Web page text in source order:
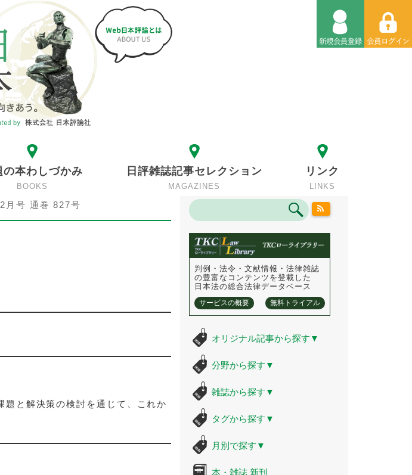
の本わしづかみ
BOOKS
日評雑誌記事セレクション
MAGAZINES
リンク
LINKS
月号 通巻 827号
と解決策の検討を通じて、これか
判例・法令・文献情報・法律雑誌
の豊富なコンテンツを登載した
日本法の総合法律データベース
サービスの概要 無料トライアル
オリジナル記事から探す ▼
分野から探す ▼
雑誌から探す ▼
タグから探す ▼
月別で探す ▼
本・雑誌 新刊